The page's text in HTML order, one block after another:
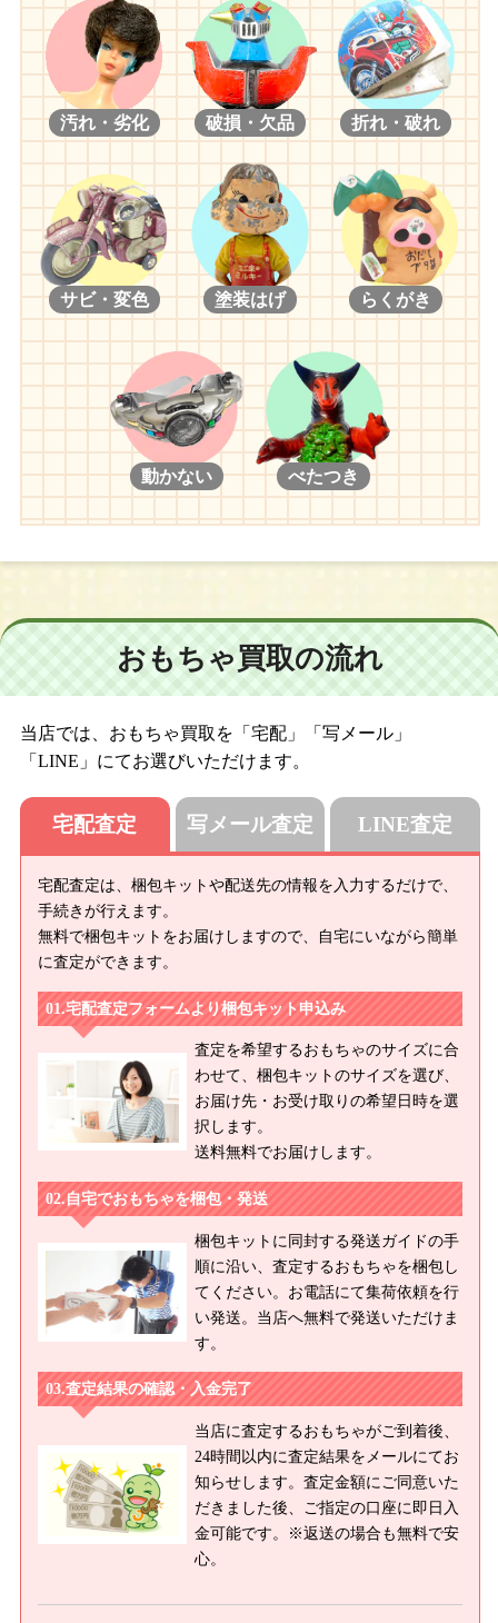
汚れ・劣化 破損・欠品 折れ・破れ
サビ・変色 塗装はげ らくがき
動かない べたつき
おもちゃ買取の流れ
当店では、おもちゃ買取を「宅配」「写メール」
「LINE」にてお選びいただけます。
宅配査定
宅配査定は、梱包キットや配送先の情報を入力するだけで、
手続きが行えます。
無料で梱包キットをお届けしますので、自宅にいながら簡単
に査定ができます。
宅配査定フォームより梱包キット申込み
査定を希望するおもちゃのサイズに合
わせて、梱包キットのサイズを選び、
お届け先・お受け取りの希望日時を選
択します。
送料無料でお届けします。
自宅でおもちゃを梱包・発送
梱包キットに同封する発送ガイドの手
順に沿い、査定するおもちゃを梱包し
てください。お電話にて集荷依頼を行
い発送。当店へ無料で発送いただけま
す。
査定結果の確認・入金完了
当店に査定するおもちゃがご到着後、
24時間以内に査定結果をメールにてお
知らせします。査定金額にご同意いた
だきました後、ご指定の口座に即日入
金可能です。※返送の場合も無料で安
心。
写メール査定 LINE査定